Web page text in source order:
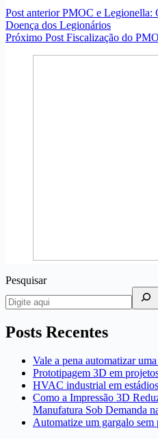
Post anteriorPMOC e Legionella:
Doença dos Legionários
Próximo Post Fiscalização do
Pesquisar
Posts Recentes
Vale a pena automatizar
Prototipagem 3D em
HVAC industrial em
Como a Impressão 3D
Manufatura Sob Demanda
Automatize um gargalo sem